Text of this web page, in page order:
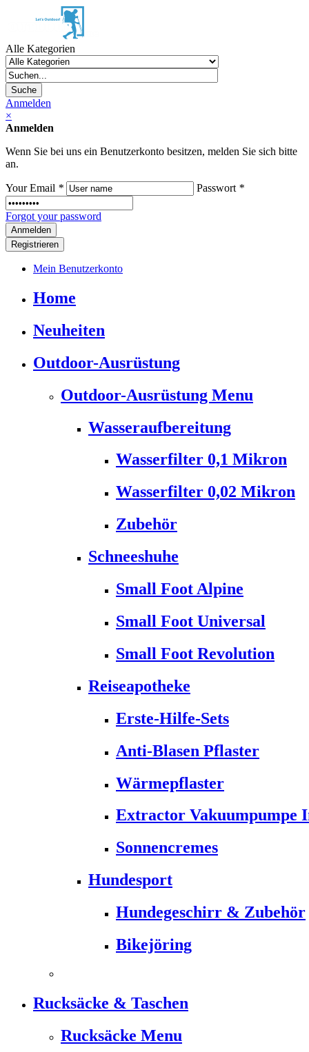
Alle Kategorien
Suche
Anmelden
×
Anmelden
Wenn Sie bei uns ein Benutzerkonto besitzen, melden Sie sich bitte
an.
Your Email * Passwort *
Forgot your password
Registrieren
Mein Benutzerkonto
Home
Neuheiten
Outdoor-Ausrüstung
Outdoor-Ausrüstung Menu
Wasseraufbereitung
Wasserfilter 0,1 Mikron
Wasserfilter 0,02 Mikron
Zubehör
Schneeshuhe
Small Foot Alpine
Small Foot Universal
Small Foot Revolution
Reiseapotheke
Erste-Hilfe-Sets
Anti-Blasen Pflaster
Wärmepflaster
Extractor Vakuumpumpe
Sonnencremes
Hundesport
Hundegeschirr & Zubehör
Bikejöring
Rucksäcke & Taschen
Rucksäcke Menu